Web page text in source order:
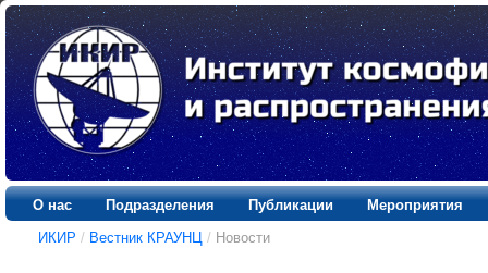
О нас Подразделения Публикации
Мероприятия
ИКИР / Вестник КРАУНЦ / Новости